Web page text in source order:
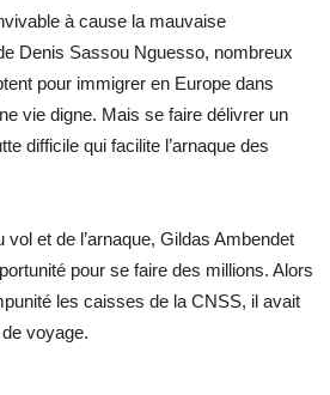
à cause la mauvaise
Denis Sassou Nguesso, nombreux
pour immigrer en Europe dans
vie digne. Mais se faire délivrer un
difficile qui facilite l’arnaque des
et de l’arnaque, Gildas Ambendet
pour se faire des millions. Alors
les caisses de la CNSS, il avait
voyage.